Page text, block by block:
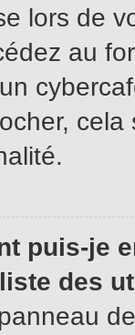
lors de
au
puis-je
des